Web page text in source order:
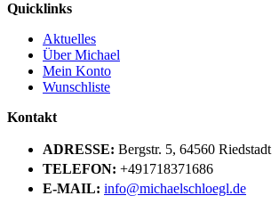
Quicklinks
Aktuelles
Über Michael
Mein Konto
Wunschliste
Kontakt
ADRESSE: Bergstr. 5, 64560 Riedstadt
TELEFON: +491718371686
E-MAIL: info@michaelschloegl.de